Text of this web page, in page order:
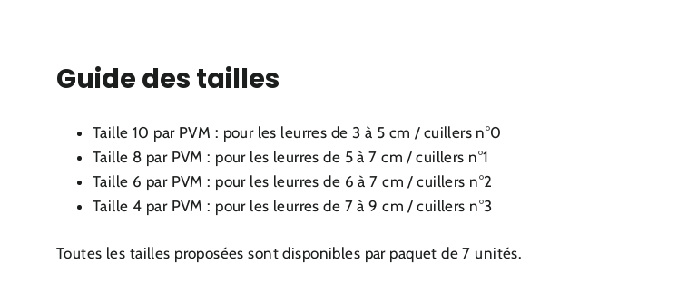
Guide des tailles
Taille 10 par PVM : pour les leurres de 3 à 5 cm / cuillers n°0
Taille 8 par PVM : pour les leurres de 5 à 7 cm /cuillers n°1
Taille 6 par PVM : pour les leurres de 6 à 7 cm /cuillers n°2
Taille 4 par PVM : pour les leurres de 7 à 9 cm /cuillers n°3
Toutes les tailles proposées sont disponibles par paquet de 7 unités.